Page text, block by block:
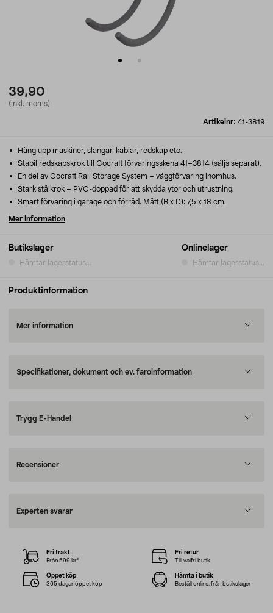
39,90
(inkl. moms)
Artikelnr: 41-3819
Butikslager
Hämtar lagerstatus...
Onlinelager
Hämtar lagerstatus...
Häng upp maskiner, slangar, kablar, redskap etc.
Stabil redskapskrok till Cocraft förvaringsskena 41–3814 (säljs separat).
En del av Cocraft Rail Storage System – väggförvaring inomhus.
Stark stålkrok – PVC-doppad för att skydda ytor och utrustning.
Smart förvaring i garage och förråd. Mått (B x D): 7,5 x 18 cm.
Mer information
Produktinformation
Mer information
Specifikationer, dokument och ev. faroinformation
Trygg E-Handel
Recensioner
Experten svarar
Fri frakt
Från 599 kr*
Fri retur
Till valfri butik
Öppet köp
365 dagar öppet köp
Hämta i butik
Beställ online, från butikslager